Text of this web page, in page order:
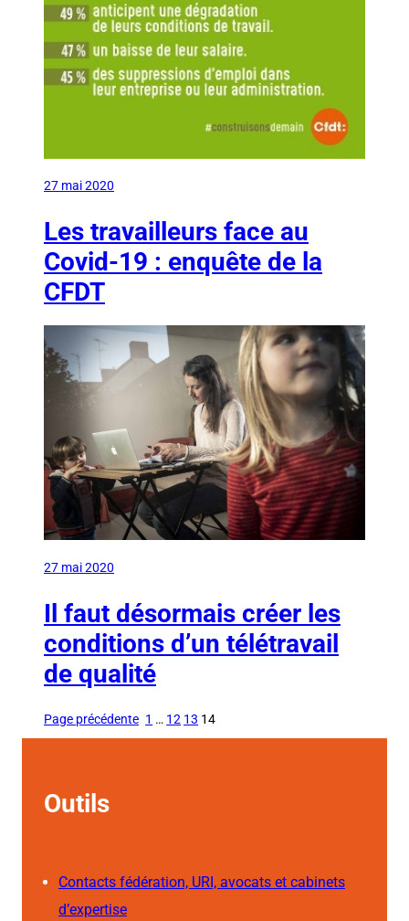
27 mai 2020
Les travailleurs face au
Covid-19 : enquête de la
CFDT
27 mai 2020
Il faut désormais créer les
conditions d’un télétravail
de qualité
Page précédente 1 … 12 13 14
Outils
Contacts fédération, URI, avocats et cabinets
d’expertise